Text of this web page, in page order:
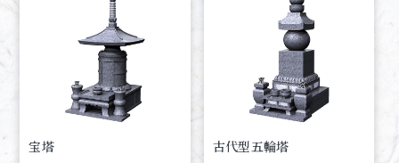
宝塔 古代型五輪塔